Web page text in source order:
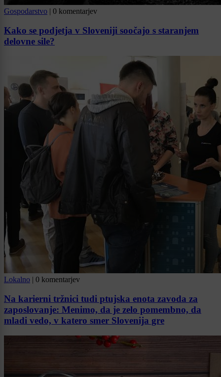
Gospodarstvo | 0 komentarjev
Kako se podjetja v Sloveniji soočajo s staranjem
delovne sile?
Lokalno | 0 komentarjev
Na karierni tržnici tudi ptujska enota zavoda za
zaposlovanje: Menimo, da je zelo pomembno, da
mladi vedo, v katero smer Slovenija gre